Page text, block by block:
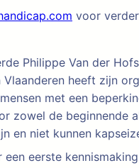
voor
Philippe Van der
heeft zijn
met een
zowel de beginnende
en niet kunnen
een eerste